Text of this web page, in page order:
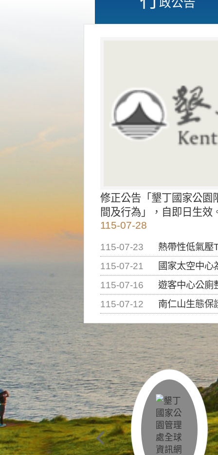
修正公告「墾丁國家公園
間及行為」，自即日生效
115-07-28
115-07-23
熱帶性低氣壓
115-07-21
國家太空中心為辦理
115-07-16
遊客中心公廁
115-07-12
南仁山生態保護區步道已完成